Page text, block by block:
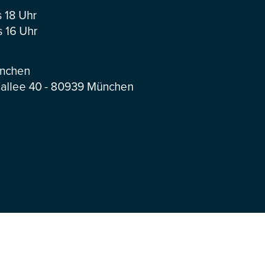
18 Uhr
16 Uhr
40 - 80939 München